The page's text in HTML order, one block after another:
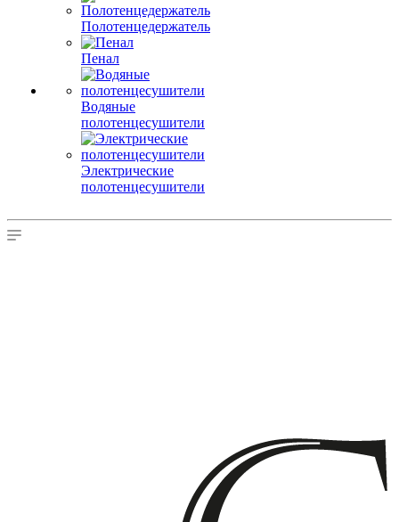
Полотенцедержатель
Пенал
Водяные
полотенцесушители
Электрические
полотенцесушители